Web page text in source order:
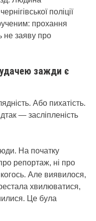
поліції
прохання
не заяву про
зажди є
Або пихатість.
— засліпленість
На початку
репортаж, ні про
Але виявилося,
хвилюватися,
Це була